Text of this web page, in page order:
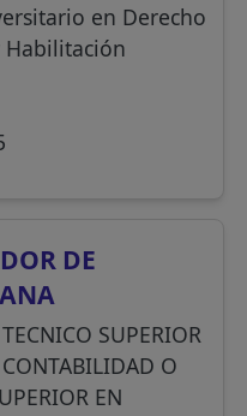
en Derecho
DE
SUPERIOR
O
EN